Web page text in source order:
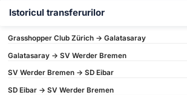
Istoricul transferurilor
Grasshopper Club Zürich -> Galatasaray
Galatasaray -> SV Werder Bremen
SV Werder Bremen -> SD Eibar
SD Eibar -> SV Werder Bremen